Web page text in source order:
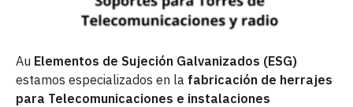
Au Elementos de Sujeción Galvanizados (ESG)
estamos especializados en la fabricación de herrajes
para Telecomunicaciones e instalaciones